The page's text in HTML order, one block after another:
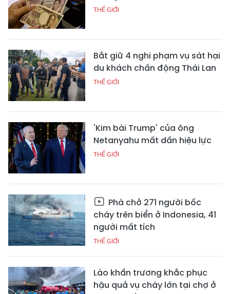
THẾ GIỚI
Bắt giữ 4 nghi phạm vụ sát hại
du khách chấn động Thái Lan
THẾ GIỚI
'Kim bài Trump' của ông
Netanyahu mất dần hiệu lực
THẾ GIỚI
Phà chở 271 người bốc
cháy trên biển ở Indonesia, 41
người mất tích
THẾ GIỚI
Lào khẩn trương khắc phục
hậu quả vụ cháy lớn tại chợ ở